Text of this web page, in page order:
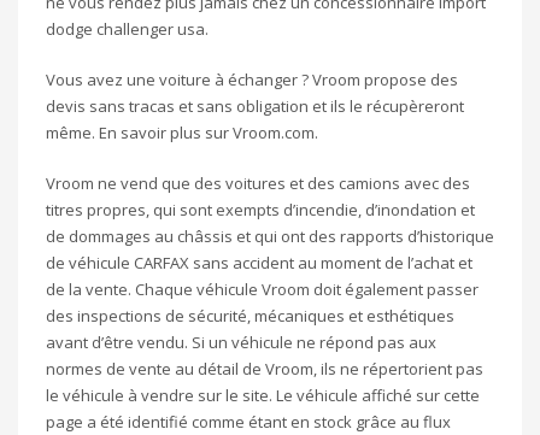
dodge challenger usa.
Vous avez une voiture à échanger ? Vroom propose des
devis sans tracas et sans obligation et ils le récupèreront
même. En savoir plus sur Vroom.com.
Vroom ne vend que des voitures et des camions avec des
titres propres, qui sont exempts d’incendie, d’inondation et
de dommages au châssis et qui ont des rapports d’historique
de véhicule CARFAX sans accident au moment de l’achat et
de la vente. Chaque véhicule Vroom doit également passer
des inspections de sécurité, mécaniques et esthétiques
avant d’être vendu. Si un véhicule ne répond pas aux
normes de vente au détail de Vroom, ils ne répertorient pas
le véhicule à vendre sur le site. Le véhicule affiché sur cette
page a été identifié comme étant en stock grâce au flux